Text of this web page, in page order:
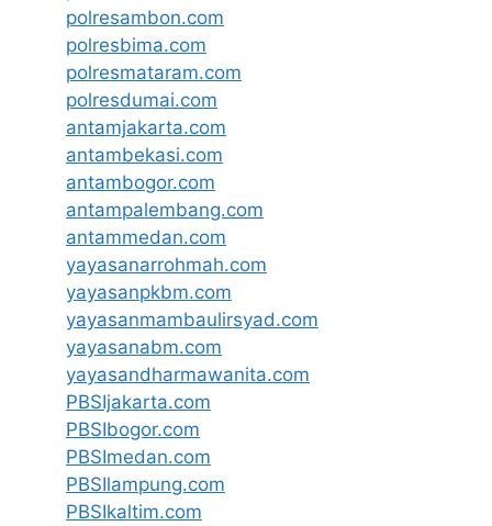
polresambon.com
polresbima.com
polresmataram.com
polresdumai.com
antamjakarta.com
antambekasi.com
antambogor.com
antampalembang.com
antammedan.com
yayasanarrohmah.com
yayasanpkbm.com
yayasanmambaulirsyad.com
yayasanabm.com
yayasandharmawanita.com
PBSIjakarta.com
PBSIbogor.com
PBSImedan.com
PBSIlampung.com
PBSIkaltim.com